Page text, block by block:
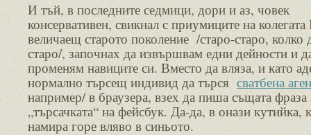
И тъй, в последните седмици, дори и аз, човек
консервативен, свикнал с приумиците на
величаещ старото поколение /старо-старо, колко
старо/, започнах да извършвам едни дейности и
променям навиците си. Вместо да вляза, и като
нормално търсещ индивид да търся сватбена
например/ в браузера, взех да пиша същата фраза
„търсачката“ на фейсбук. Да-да, в онази кутийка,
намира горе вляво в синьото.